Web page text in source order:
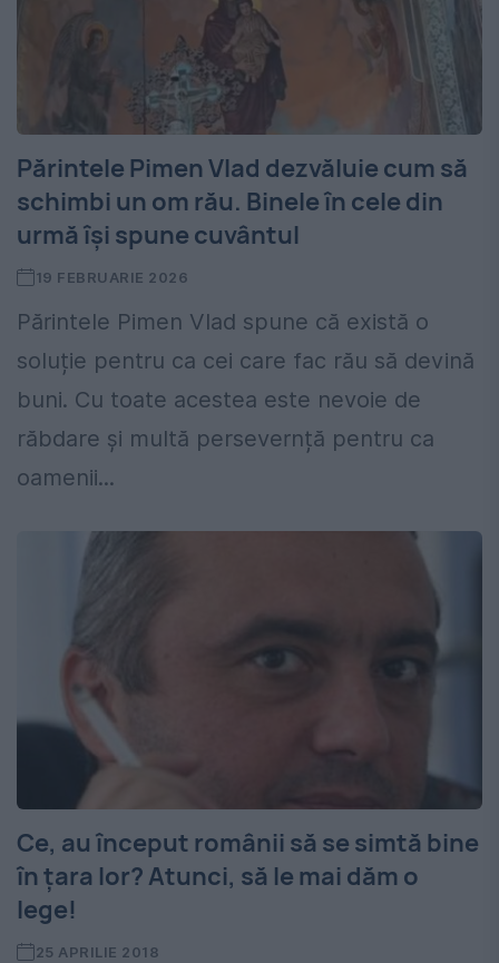
Părintele Pimen Vlad dezvăluie cum să
schimbi un om rău. Binele în cele din
urmă își spune cuvântul
19 FEBRUARIE 2026
Părintele Pimen Vlad spune că există o
soluție pentru ca cei care fac rău să devină
buni. Cu toate acestea este nevoie de
răbdare și multă persevernță pentru ca
oamenii...
Ce, au început românii să se simtă bine
în ţara lor? Atunci, să le mai dăm o
lege!
25 APRILIE 2018